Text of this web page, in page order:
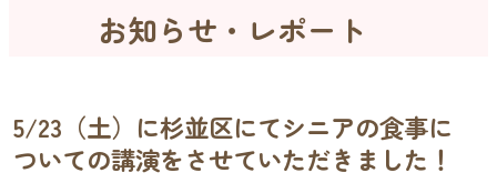
お知らせ・レポート
5/23（土）に杉並区にてシニアの食事に
ついての講演をさせていただきました！